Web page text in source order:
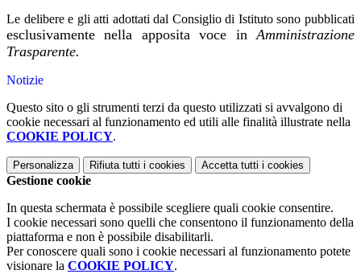
Le delibere e gli atti adottati dal Consiglio di Istituto sono pubblicati
esclusivamente nella apposita voce inAmministrazione
Trasparente.
Notizie
Questo sito o gli strumenti terzi da questo utilizzati si avvalgono di
cookie necessari al funzionamento ed utili alle finalità illustrate nella
COOKIE POLICY.
Personalizza Rifiuta tutti i cookies Accetta tutti i cookies
Gestione cookie
In questa schermata è possibile scegliere quali cookie consentire.
I cookie necessari sono quelli che consentono il funzionamento della
piattaforma e non è possibile disabilitarli.
Per conoscere quali sono i cookie necessari al funzionamento potete
visionare la COOKIE POLICY.